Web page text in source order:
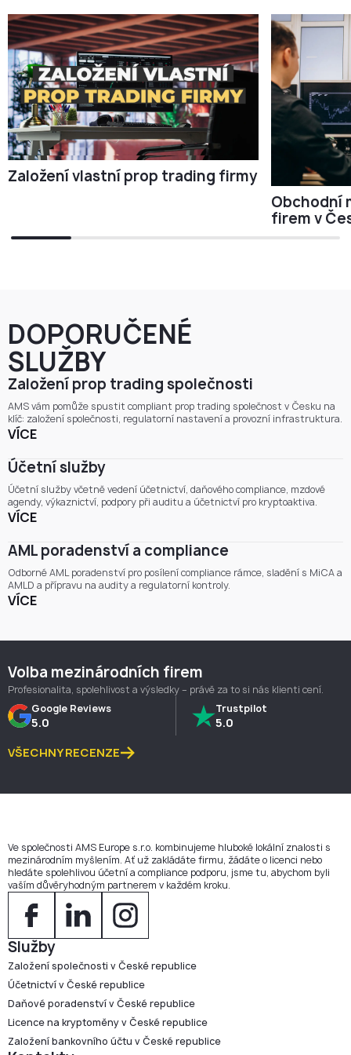
Založení vlastní prop trading firmy
Obchodní
firem v
DOPORUČENÉ
SLUŽBY
Založení prop trading společnosti
AMS vám pomůže spustit compliant prop trading společnost v Česku na
klíč: založení společnosti, regulatorní nastavení a provozní infrastruktura.
VÍCE
Účetní služby
Účetní služby včetně vedení účetnictví, daňového compliance, mzdové
agendy, výkaznictví, podpory při auditu a účetnictví pro kryptoaktiva.
VÍCE
AML poradenství a compliance
Odborné AML poradenství pro posílení compliance rámce, sladění s MiCA a
AMLD a přípravu na audity a regulatorní kontroly.
VÍCE
Volba mezinárodních firem
Profesionalita, spolehlivost a výsledky – právě za to si nás klienti cení.
Google Reviews
5.0
Trustpilot
5.0
VŠECHNY RECENZE
Ve společnosti AMS Europe s.r.o. kombinujeme hluboké lokální znalosti s
mezinárodním myšlením. Ať už zakládáte firmu, žádáte o licenci nebo
hledáte spolehlivou účetní a compliance podporu, jsme tu, abychom byli
vaším důvěryhodným partnerem v každém kroku.
Služby
Založení společnosti v České republice
Účetnictví v České republice
Daňové poradenství v České republice
Licence na kryptoměny v České republice
Založení bankovního účtu v České republice